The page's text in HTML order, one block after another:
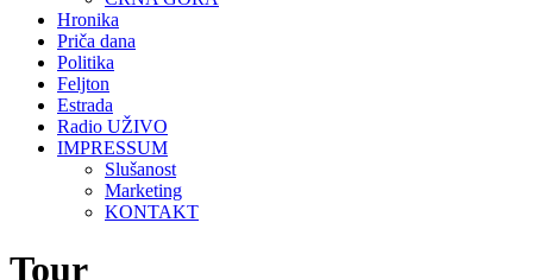
Hronika
Priča dana
Politika
Feljton
Estrada
Radio UŽIVO
IMPRESSUM
Slušanost
Marketing
KONTAKT
Tour